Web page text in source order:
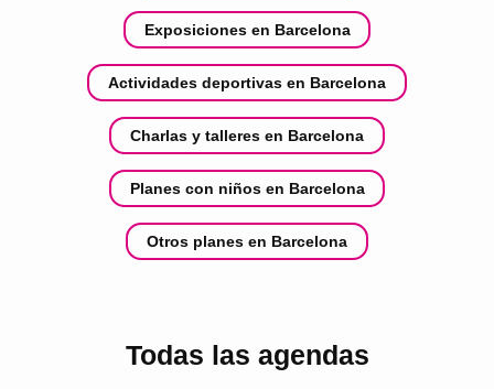
Exposiciones en Barcelona
Actividades deportivas en Barcelona
Charlas y talleres en Barcelona
Planes con niños en Barcelona
Otros planes en Barcelona
Todas las agendas